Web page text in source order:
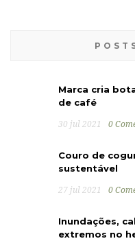
Marca cria
de café
30 jul 2021 0
Couro de
sustentável
27 jul 2021 0
Inundações,
extremos no